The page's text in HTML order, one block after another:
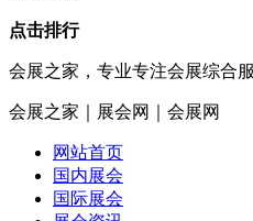
点击排行
会展之家，专业专注会展综合
会展之家｜展会网｜会展网
网站首页
国内展会
国际展会